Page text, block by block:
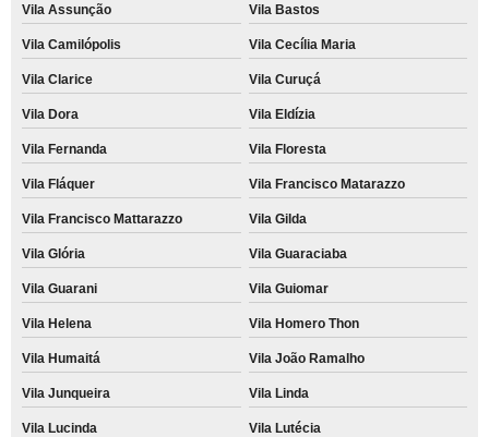
Vila Assunção Vila Bastos
Vila Camilópolis Vila Cecília Maria
Vila Clarice Vila Curuçá
Vila Dora Vila Eldízia
Vila Fernanda Vila Floresta
Vila Fláquer Vila Francisco Matarazzo
Vila Francisco Mattarazzo Vila Gilda
Vila Glória Vila Guaraciaba
Vila Guarani Vila Guiomar
Vila Helena Vila Homero Thon
Vila Humaitá Vila João Ramalho
Vila Junqueira Vila Linda
Vila Lucinda Vila Lutécia